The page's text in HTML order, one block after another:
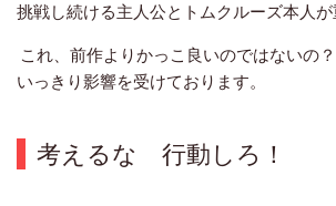
挑戦し続ける主人公とトムクルーズ本人が
これ、前作よりかっこ良いのではないの
いっきり影響を受けております。
考えるな 行動しろ！